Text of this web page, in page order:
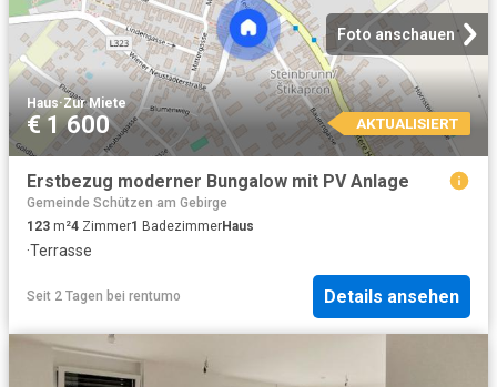
Foto anschauen
Haus·Zur Miete
€ 1 600 AKTUALISIERT
Erstbezug moderner Bungalow mit PV Anlage
Gemeinde Schützen am Gebirge
123 m²4 Zimmer1 BadezimmerHaus
·Terrasse
Seit 2 Tagen bei rentumo Details ansehen